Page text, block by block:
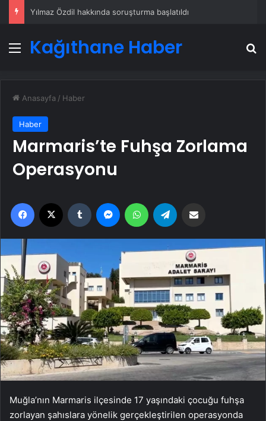
Yılmaz Özdil hakkında soruşturma başlatıldı
Menü
Kağıthane Haber
Anasayfa / Haber
Haber
Marmaris’te Fuhşa Zorlama
Operasyonu
Facebook Tumblr MessengerWhatsApp
Muğla’nın Marmaris ilçesinde 17 yaşındaki çocuğu fuhşa
zorlayan şahıslara yönelik gerçekleştirilen operasyonda